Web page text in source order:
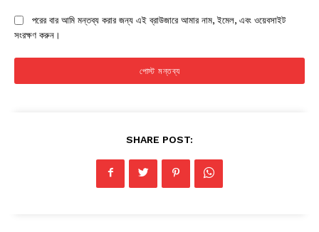
পরের বার আমি মন্তব্য করার জন্য এই ব্রাউজারে আমার নাম, ইমেল, এবং ওয়েবসাইট
সংরক্ষণ করুন।
SHARE POST: